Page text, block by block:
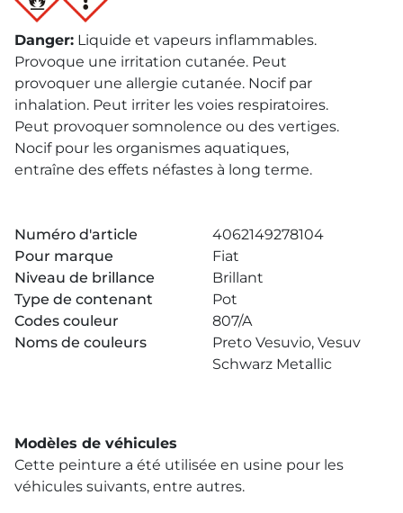
Danger: Liquide et vapeurs inflammables.
Provoque une irritation cutanée. Peut
provoquer une allergie cutanée. Nocif par
inhalation. Peut irriter les voies respiratoires.
Peut provoquer somnolence ou des vertiges.
Nocif pour les organismes aquatiques,
entraîne des effets néfastes à long terme.
Numéro d'article
4062149278104
Pour marque
Fiat
Niveau de brillance
Brillant
Type de contenant
Pot
Codes couleur
807/A
Noms de couleurs
Preto Vesuvio, Vesuv
Schwarz Metallic
Modèles de véhicules
Cette peinture a été utilisée en usine pour les
véhicules suivants, entre autres.